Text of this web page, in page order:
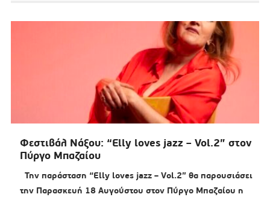
Φεστιβάλ Νάξου: “Elly loves jazz – Vol.2” στον
Πύργο Μπαζαίου
Την παράσταση “Elly loves jazz – Vol.2” θα παρουσιάσει
την Παρασκευή 18 Αυγούστου στον Πύργο Μπαζαίου η